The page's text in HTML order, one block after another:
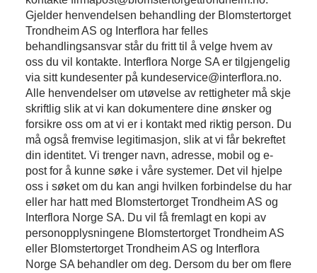
Gjelder henvendelsen behandling der Blomstertorget
Trondheim AS og Interflora har felles
behandlingsansvar står du fritt til å velge hvem av
oss du vil kontakte. Interflora Norge SA er tilgjengelig
via sitt kundesenter på kundeservice@interflora.no.
Alle henvendelser om utøvelse av rettigheter må skje
skriftlig slik at vi kan dokumentere dine ønsker og
forsikre oss om at vi er i kontakt med riktig person. Du
må også fremvise legitimasjon, slik at vi får bekreftet
din identitet. Vi trenger navn, adresse, mobil og e-
post for å kunne søke i våre systemer. Det vil hjelpe
oss i søket om du kan angi hvilken forbindelse du har
eller har hatt med Blomstertorget Trondheim AS og
Interflora Norge SA. Du vil få fremlagt en kopi av
personopplysningene Blomstertorget Trondheim AS
eller Blomstertorget Trondheim AS og Interflora
Norge SA behandler om deg. Dersom du ber om flere